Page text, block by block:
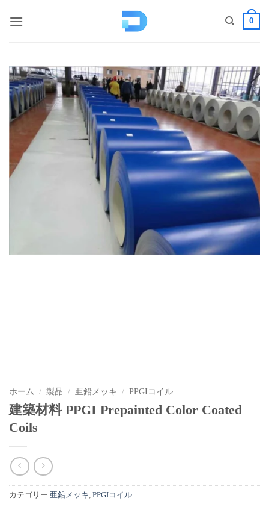
0
ホーム / 製品 / 亜鉛メッキ / PPGIコイル
建築材料 PPGI Prepainted Color Coated
Coils
カテゴリー 亜鉛メッキ, PPGIコイル